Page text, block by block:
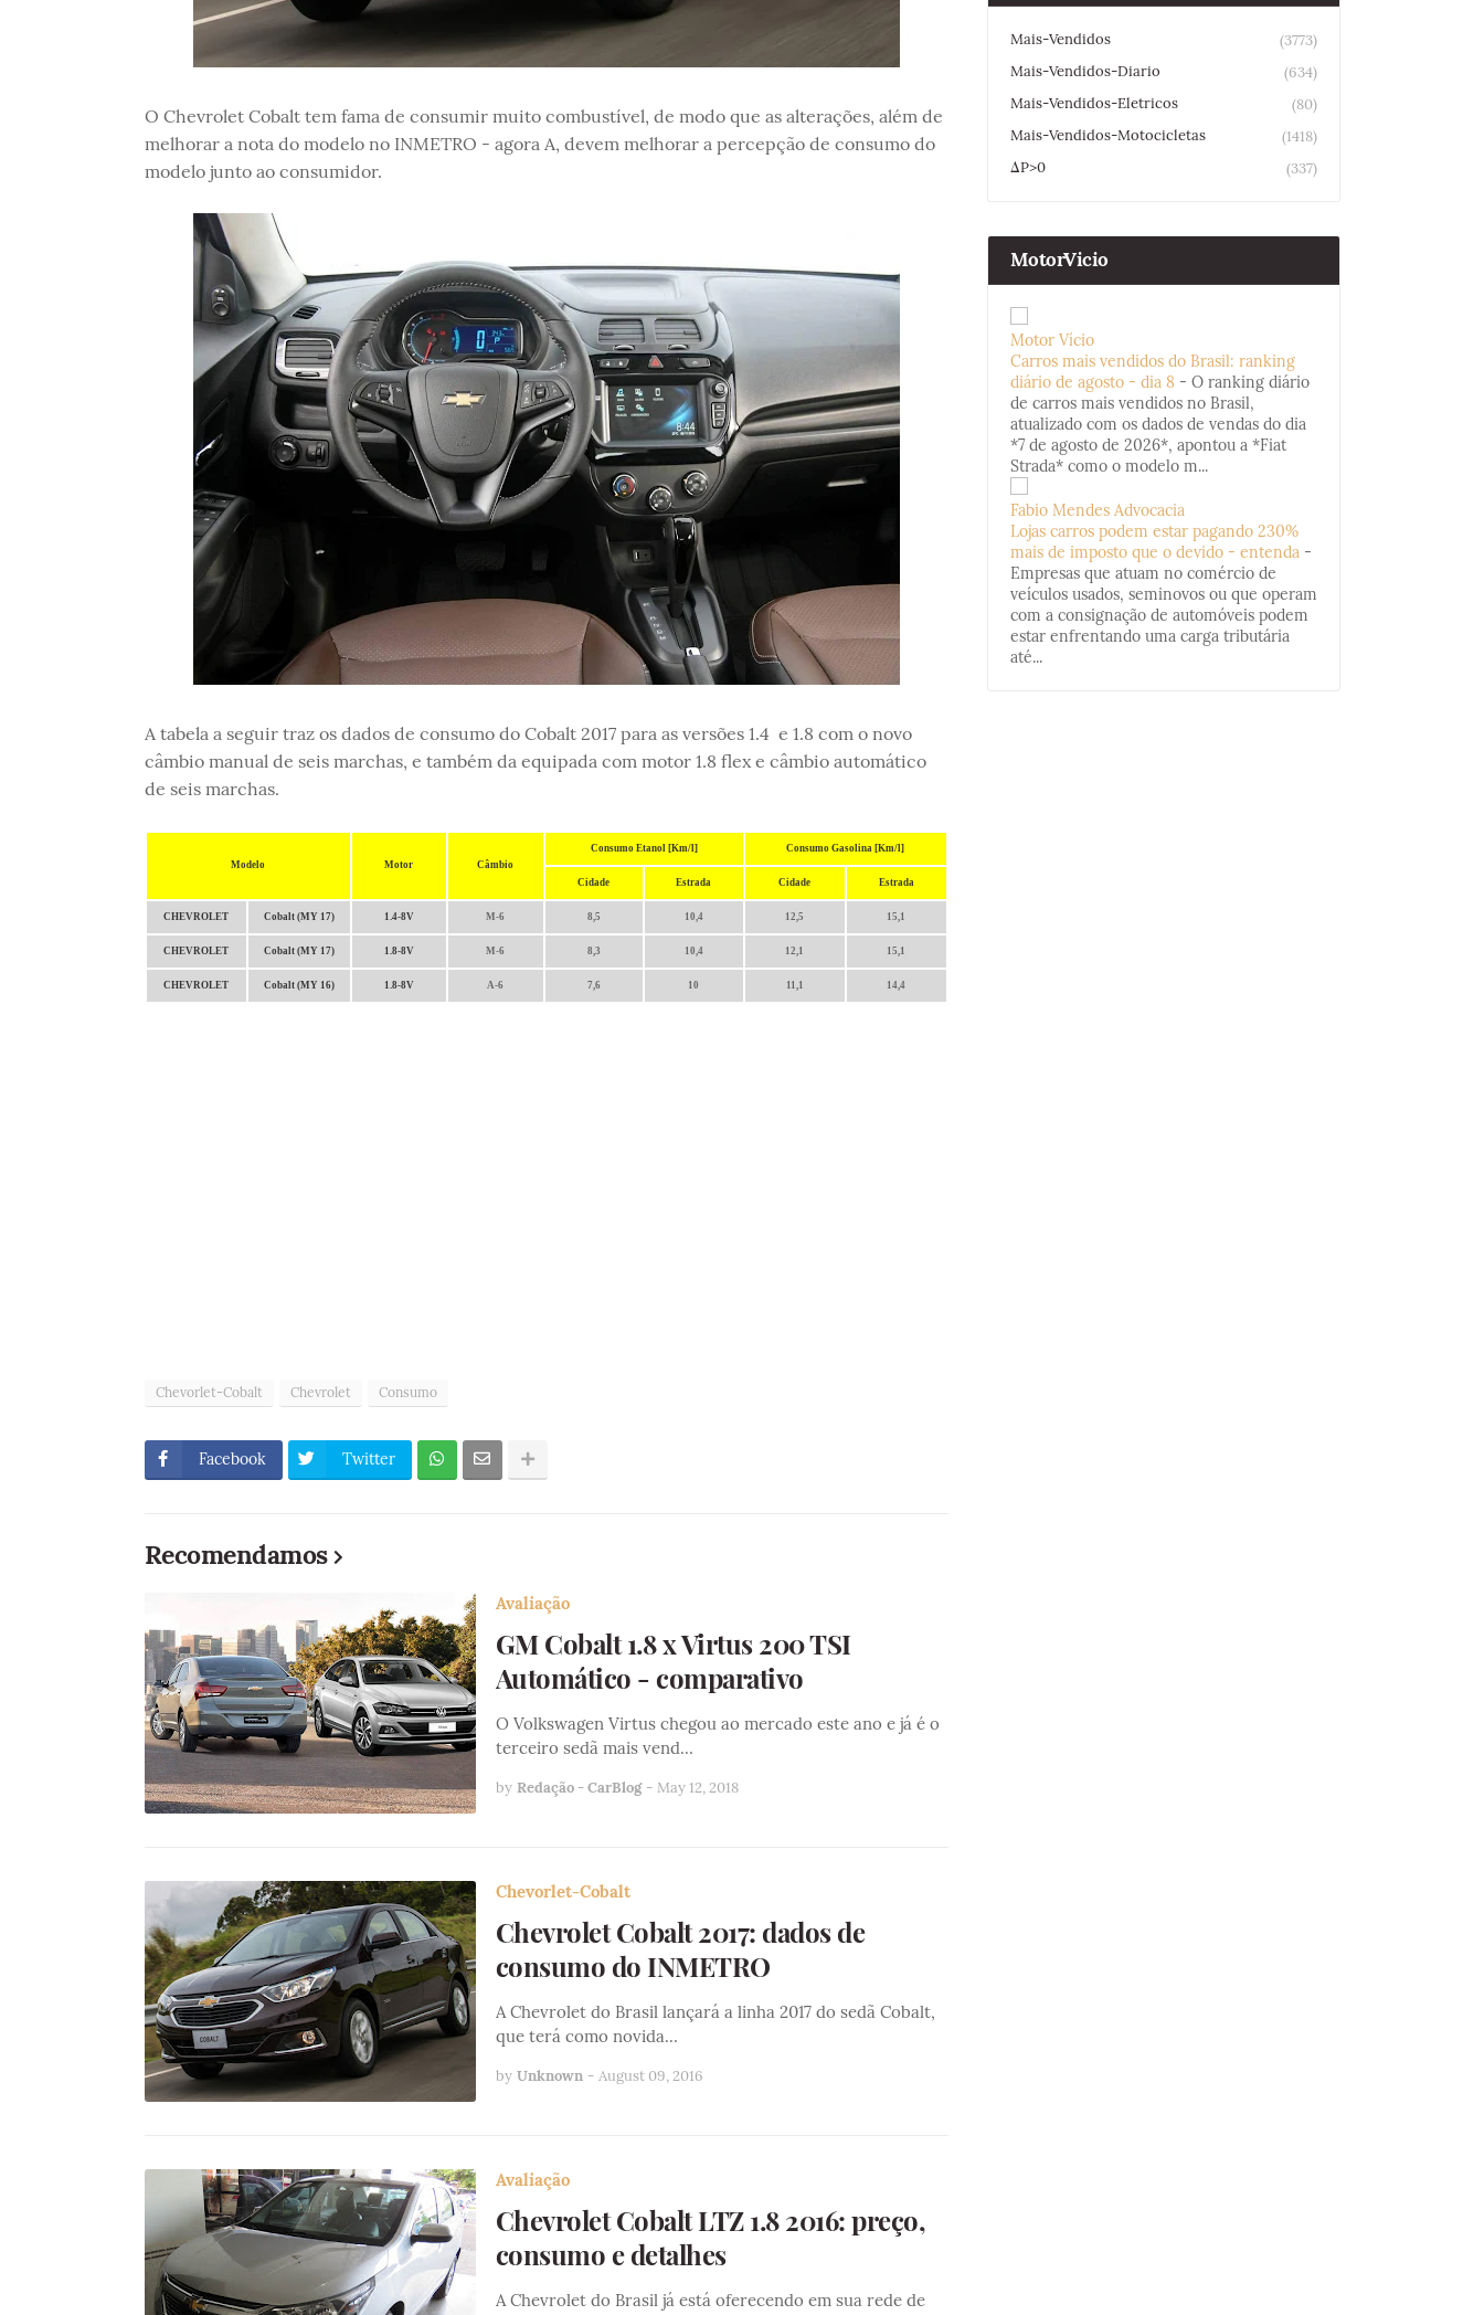
O Chevrolet Cobalt tem fama de consumir muito combustível, de modo que as alterações, além de
melhorar a nota do modelo no INMETRO - agora A, devem melhorar a percepção de consumo do
modelo junto ao consumidor.
A tabela a seguir traz os dados de consumo do Cobalt 2017 para as versões 1.4 e 1.8 com o novo
câmbio manual de seis marchas, e também da equipada com motor 1.8 flex e câmbio automático
de seis marchas.
Modelo Motor Câmbio
Consumo Etanol [Km/l] Consumo Gasolina [Km/l]
Cidade Estrada Cidade Estrada
CHEVROLET Cobalt (MY 17) 1.4-8V M-6 8,5 10,4 12,5 15,1
CHEVROLET Cobalt (MY 17) 1.8-8V M-6 8,3 10,4 12,1 15,1
CHEVROLET Cobalt (MY 16) 1.8-8V A-6 7,6 10 11,1 14,4
Chevorlet-Cobalt Chevrolet Consumo
Facebook Twitter
Recomendamos
Avaliação
GM Cobalt 1.8 x Virtus 200 TSI
Automático - comparativo
O Volkswagen Virtus chegou ao mercado este ano e já é o
terceiro sedã mais vend…
by Redação - CarBlog - May 12, 2018
Chevorlet-Cobalt
Chevrolet Cobalt 2017: dados de
consumo do INMETRO
A Chevrolet do Brasil lançará a linha 2017 do sedã Cobalt,
que terá como novida…
by Unknown - August 09, 2016
Avaliação
Chevrolet Cobalt LTZ 1.8 2016: preço,
consumo e detalhes
A Chevrolet do Brasil já está oferecendo em sua rede de
Mais-Vendidos
(3773)
Mais-Vendidos-Diario
(634)
Mais-Vendidos-Eletricos
(80)
Mais-Vendidos-Motocicletas
(1418)
ΔP>0
(337)
MotorVicio
Motor Vício
Carros mais vendidos do Brasil: ranking
diário de agosto - dia 8 - O ranking diário
de carros mais vendidos no Brasil,
atualizado com os dados de vendas do dia
*7 de agosto de 2026*, apontou a *Fiat
Strada* como o modelo m...
Fabio Mendes Advocacia
Lojas carros podem estar pagando 230%
mais de imposto que o devido - entenda -
Empresas que atuam no comércio de
veículos usados, seminovos ou que operam
com a consignação de automóveis podem
estar enfrentando uma carga tributária
até...